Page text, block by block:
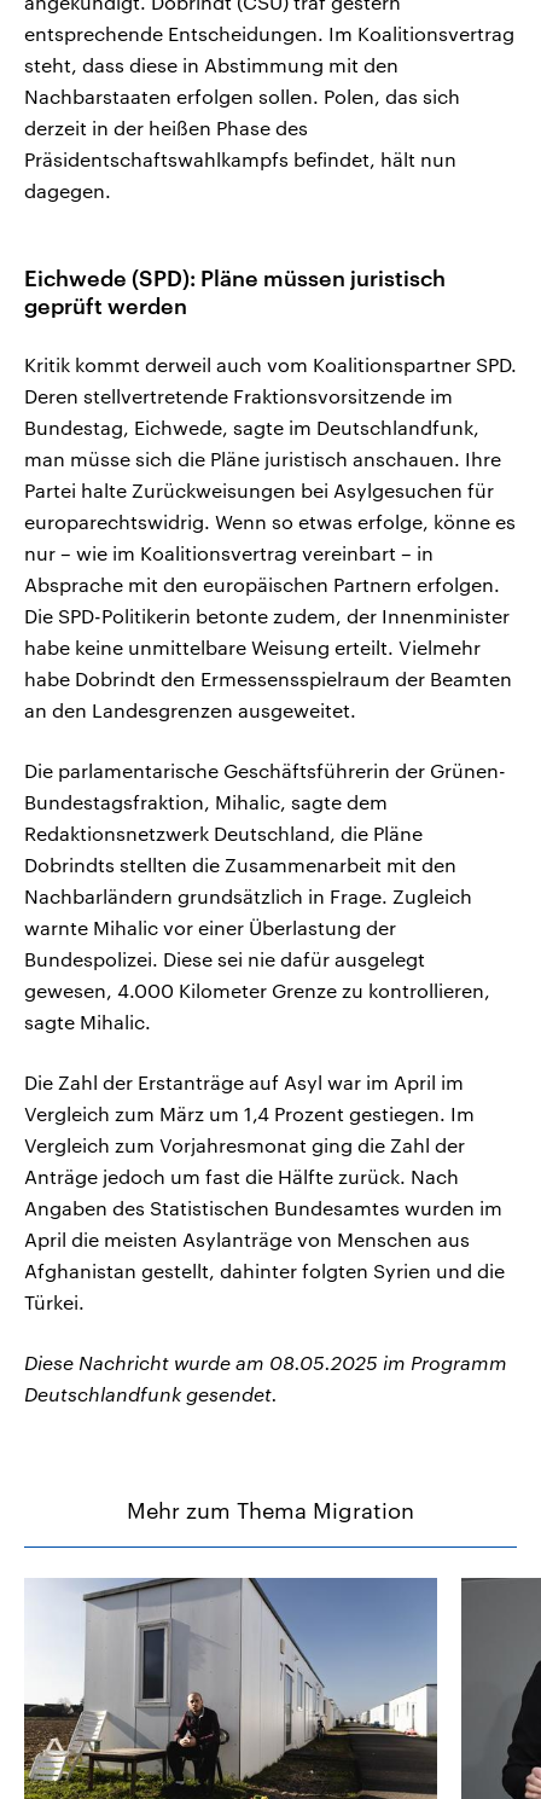
entsprechende Entscheidungen. Im Koalitionsvertrag
steht, dass diese in Abstimmung mit den
Nachbarstaaten erfolgen sollen. Polen, das sich
derzeit in der heißen Phase des
Präsidentschaftswahlkampfs befindet, hält nun
dagegen.
Eichwede (SPD): Pläne müssen juristisch
geprüft werden
Kritik kommt derweil auch vom Koalitionspartner SPD.
Deren stellvertretende Fraktionsvorsitzende im
Bundestag, Eichwede, sagte im Deutschlandfunk,
man müsse sich die Pläne juristisch anschauen. Ihre
Partei halte Zurückweisungen bei Asylgesuchen für
europarechtswidrig. Wenn so etwas erfolge, könne es
nur – wie im Koalitionsvertrag vereinbart – in
Absprache mit den europäischen Partnern erfolgen.
Die SPD-Politikerin betonte zudem, der Innenminister
habe keine unmittelbare Weisung erteilt. Vielmehr
habe Dobrindt den Ermessensspielraum der Beamten
an den Landesgrenzen ausgeweitet.
Die parlamentarische Geschäftsführerin der Grünen-
Bundestagsfraktion, Mihalic, sagte dem
Redaktionsnetzwerk Deutschland, die Pläne
Dobrindts stellten die Zusammenarbeit mit den
Nachbarländern grundsätzlich in Frage. Zugleich
warnte Mihalic vor einer Überlastung der
Bundespolizei. Diese sei nie dafür ausgelegt
gewesen, 4.000 Kilometer Grenze zu kontrollieren,
sagte Mihalic.
Die Zahl der Erstanträge auf Asyl war im April im
Vergleich zum März um 1,4 Prozent gestiegen. Im
Vergleich zum Vorjahresmonat ging die Zahl der
Anträge jedoch um fast die Hälfte zurück. Nach
Angaben des Statistischen Bundesamtes wurden im
April die meisten Asylanträge von Menschen aus
Afghanistan gestellt, dahinter folgten Syrien und die
Türkei.
Diese Nachricht wurde am 08.05.2025 im Programm
Deutschlandfunk gesendet.
Mehr zum Thema Migration